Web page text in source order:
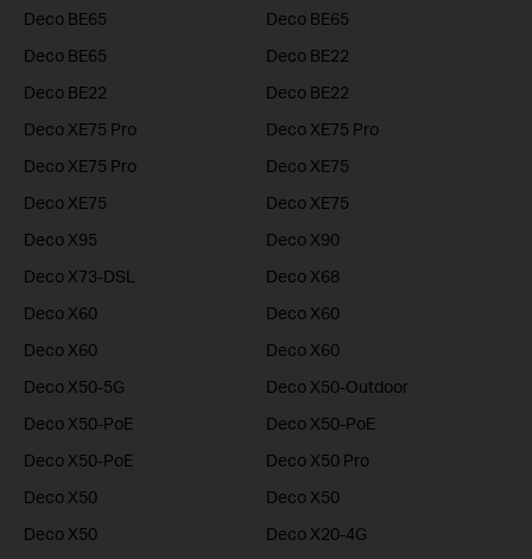
Deco BE65
Deco BE65
Deco BE65
Deco BE22
Deco BE22
Deco BE22
Deco XE75 Pro
Deco XE75 Pro
Deco XE75 Pro
Deco XE75
Deco XE75
Deco XE75
Deco X95
Deco X90
Deco X73-DSL
Deco X68
Deco X60
Deco X60
Deco X60
Deco X60
Deco X50-5G
Deco X50-Outdoor
Deco X50-PoE
Deco X50-PoE
Deco X50-PoE
Deco X50 Pro
Deco X50
Deco X50
Deco X50
Deco X20-4G